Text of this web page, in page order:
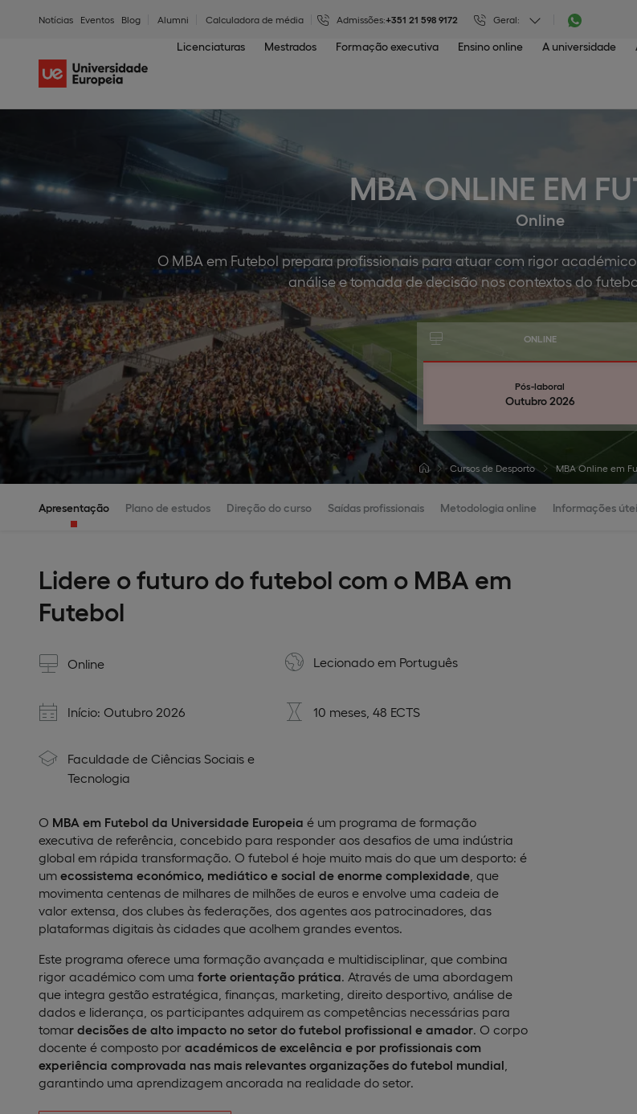
Notícias Eventos Blog Alumni Calculadora de média Admissões:+351 21 598 9172 Geral:
Licenciaturas Mestrados Formação executiva Ensino online A universidade
MBA ONLINE EM
Online
O MBA em Futebol prepara profissionais para atuar com rigor
análise e tomada de decisão nos contextos do
ONLINE
Pós-laboral
Outubro 2026
Cursos de Desporto MBA Online em
Apresentação Plano de estudos Direção do curso Saídas profissionais Metodologia online Informações
Lidere o futuro do futebol com o MBA em
Futebol
Online Lecionado em Português
Início: Outubro 2026 10 meses, 48 ECTS
Faculdade de Ciências Sociais e
Tecnologia
O MBA em Futebol da Universidade Europeia é um programa de formação
executiva de referência, concebido para responder aos desafios de uma indústria
global em rápida transformação. O futebol é hoje muito mais do que um desporto: é
um ecossistema económico, mediático e social de enorme complexidade , que
movimenta centenas de milhares de milhões de euros e envolve uma cadeia de
valor extensa, dos clubes às federações, dos agentes aos patrocinadores, das
plataformas digitais às cidades que acolhem grandes eventos.
Este programa oferece uma formação avançada e multidisciplinar, que combina
rigor académico com uma forte orientação prática. Através de uma abordagem
que integra gestão estratégica, finanças, marketing, direito desportivo, análise de
dados e liderança, os participantes adquirem as competências necessárias para
tomar decisões de alto impacto no setor do futebol profissional e amador. O corpo
docente é composto por académicos de excelência e por profissionais com
experiência comprovada nas mais relevantes organizações do futebol mundial
garantindo uma aprendizagem ancorada na realidade do setor.